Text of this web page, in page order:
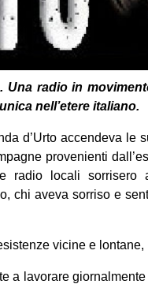
Una radio in
nell’etere italiano.
d’Urto accendeva le
provenienti
radio locali sorrisero
chi aveva sorriso e
vicine e lontane,
a lavorare